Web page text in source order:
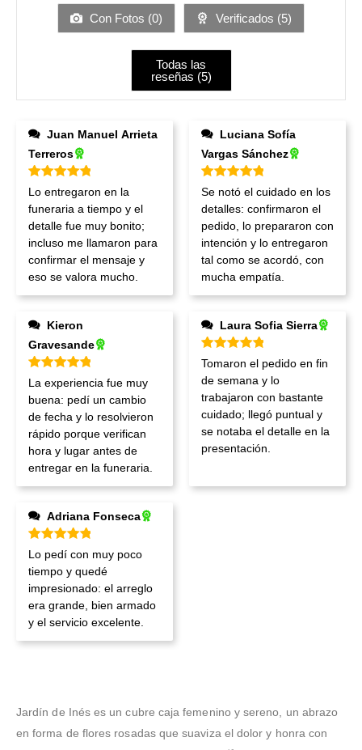
Con Fotos (0) Verificados (5)
Todas las
reseñas (5)
Terreros
Valorado en 5de 5
Lo entregaron en la
funeraria a tiempo y el
detalle fue muy bonito;
incluso me llamaron para
confirmar el mensaje y
eso se valora mucho.
Vargas Sánchez
Valorado en5de 5
Se notó el cuidado en los
detalles: confirmaron el
pedido, lo prepararon con
intención y lo entregaron
tal como se acordó, con
mucha empatía.
Gravesande
Valorado en5 de 5
La experiencia fue muy
buena: pedí un cambio
de fecha y lo resolvieron
rápido porque verifican
hora y lugar antes de
entregar en la funeraria.
Laura Sofia Sierra
Valorado en 5de 5
Tomaron el pedido en fin
de semana y lo
trabajaron con bastante
cuidado; llegó puntual y
se notaba el detalle en la
presentación.
Adriana Fonseca
Valorado en5de 5
Lo pedí con muy poco
tiempo y quedé
impresionado: el arreglo
era grande, bien armado
y el servicio excelente.
Jardín de Inés es un cubre caja femenino y sereno, un abrazo
en forma de flores rosadas que suaviza el dolor y honra con